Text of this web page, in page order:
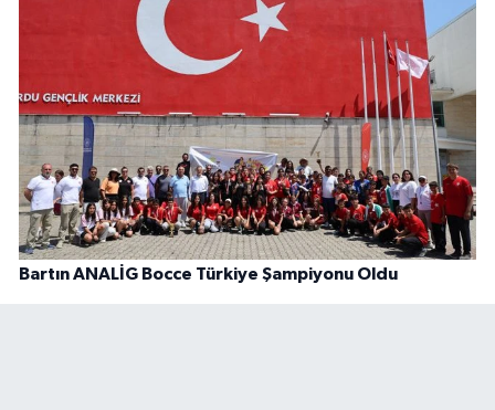
Bartın ANALİG Bocce Türkiye Şampiyonu Oldu